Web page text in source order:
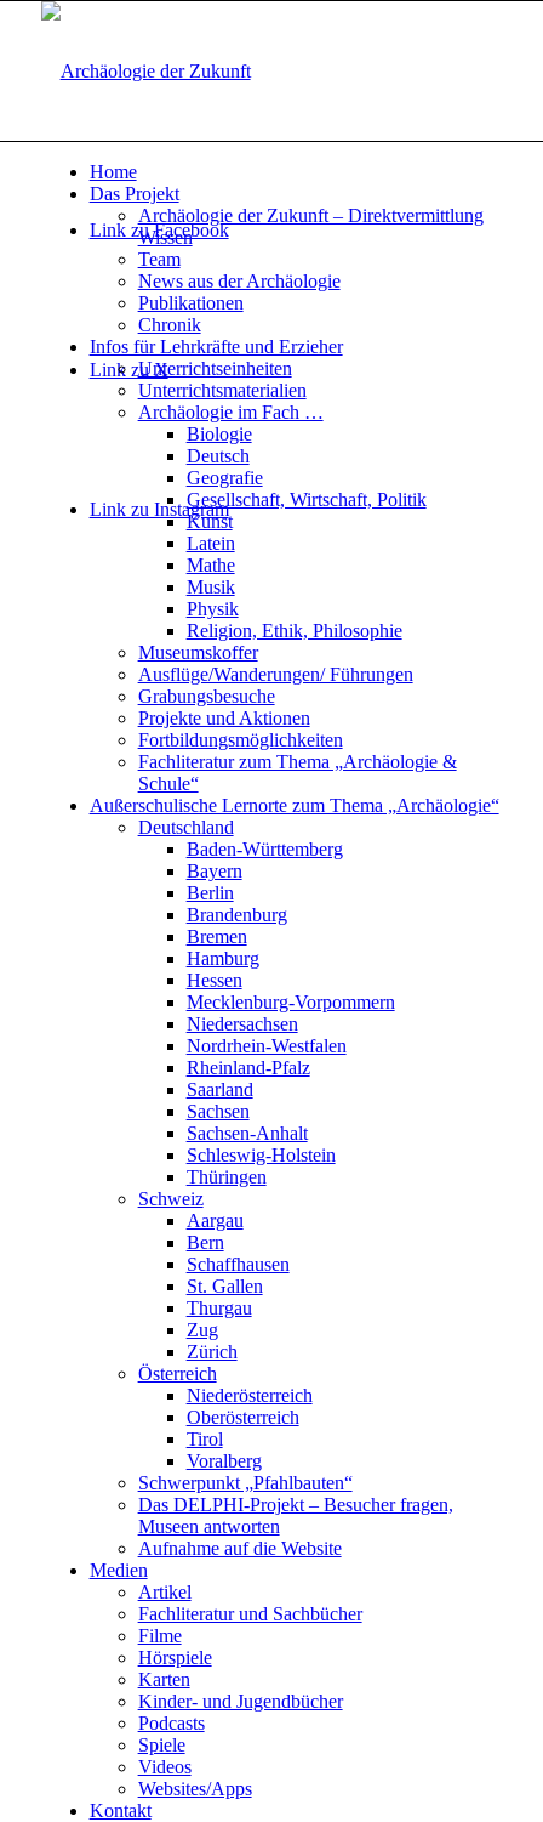
Link zu Facebook
Link zu X
Link zu Instagram
Home
Das Projekt
Archäologie der Zukunft – Direktvermittlung
Wissen
Team
News aus der Archäologie
Publikationen
Chronik
Infos für Lehrkräfte und Erzieher
Unterrichtseinheiten
Unterrichtsmaterialien
Archäologie im Fach …
Biologie
Deutsch
Geografie
Gesellschaft, Wirtschaft, Politik
Kunst
Latein
Mathe
Musik
Physik
Religion, Ethik, Philosophie
Museumskoffer
Ausflüge/Wanderungen/ Führungen
Grabungsbesuche
Projekte und Aktionen
Fortbildungsmöglichkeiten
Fachliteratur zum Thema „Archäologie &
Schule“
Außerschulische Lernorte zum Thema „Archäologie“
Deutschland
Baden-Württemberg
Bayern
Berlin
Brandenburg
Bremen
Hamburg
Hessen
Mecklenburg-Vorpommern
Niedersachsen
Nordrhein-Westfalen
Rheinland-Pfalz
Saarland
Sachsen
Sachsen-Anhalt
Schleswig-Holstein
Thüringen
Schweiz
Aargau
Bern
Schaffhausen
St. Gallen
Thurgau
Zug
Zürich
Österreich
Niederösterreich
Oberösterreich
Tirol
Voralberg
Schwerpunkt „Pfahlbauten“
Das DELPHI-Projekt – Besucher fragen,
Museen antworten
Aufnahme auf die Website
Medien
Artikel
Fachliteratur und Sachbücher
Filme
Hörspiele
Karten
Kinder- und Jugendbücher
Podcasts
Spiele
Videos
Websites/Apps
Kontakt